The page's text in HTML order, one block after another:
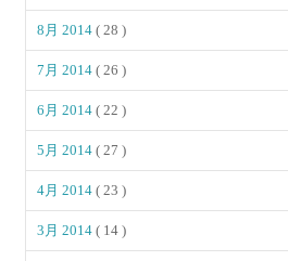
8月 2014( 28 )
7月 2014( 26 )
6月 2014( 22 )
5月 2014( 27 )
4月 2014( 23 )
3月 2014( 14 )